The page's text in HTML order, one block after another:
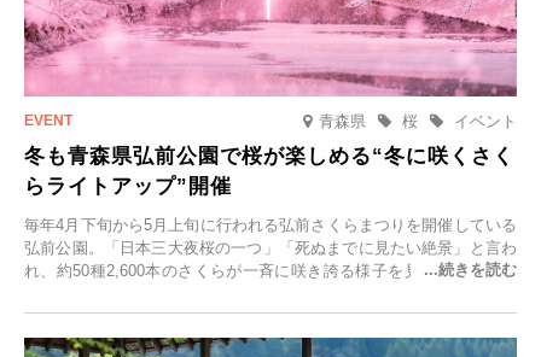
青森県 イベント
桜
冬も青森県弘前公園で桜が楽しめる“冬に咲くさく
らライトアップ”開催
毎年4月下旬から5月上旬に行われる弘前さくらまつりを開催している
弘前公園。「日本三大夜桜の一つ」「死ぬまでに見たい絶景」と言わ
れ、約50種2,600本のさくらが一斉に咲き誇る様子を見に、世界中か
日(月)～2026年2月28日(土)の期間、「冬に咲くさくらライトアップ」
を開催します。